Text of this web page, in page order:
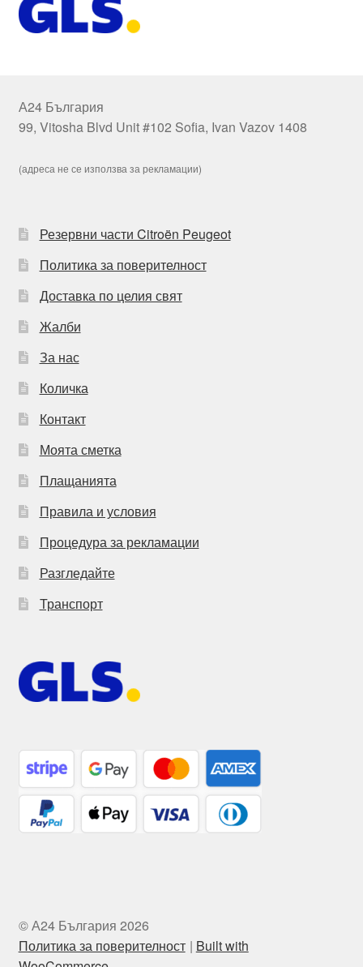
А24 България
99, Vitosha Blvd Unit #102 Sofia, Ivan Vazov 1408
(адреса не се използва за рекламации)
Резервни части Citroën Peugeot
Политика за поверителност
Доставка по целия свят
Жалби
За нас
Количка
Контакт
Моята сметка
Плащанията
Правила и условия
Процедура за рекламации
Разгледайте
Транспорт
© А24 България 2026
Политика за поверителност
Built with